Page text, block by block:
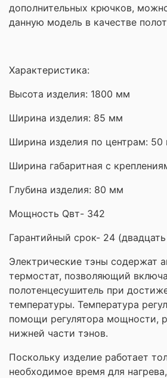
дополнительных крючков,
данную модель в качестве
Характеристика:
Высота изделия: 1800 мм
Ширина изделия: 85 мм
Ширина изделия по центрам:
Ширина габаритная с
Глубина изделия: 80 мм
Мощность Qвт- 342
Гарантийный срок- 24
Электрические тэны содержат
термостат, позволяющий
полотенцесушитель при
температуры. Температура
помощи регулятора мощности,
нижней части тэнов.
Поскольку изделие работает
необходимое время для